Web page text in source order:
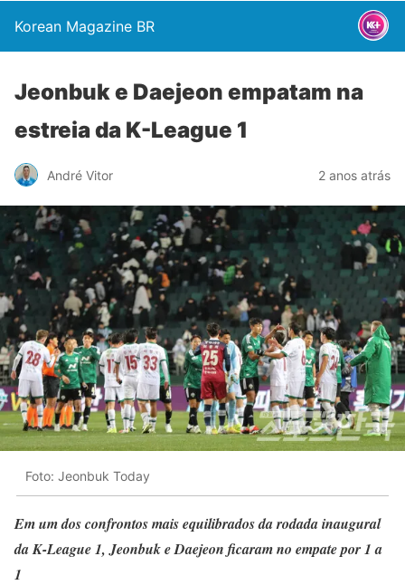
Korean Magazine BR
Jeonbuk e Daejeon empatam na
estreia da K-League 1
André Vitor 2 anos atrás
Foto: Jeonbuk Today
Em um dos confrontos mais equilibrados da rodada inaugural
da K-League 1, Jeonbuk e Daejeon ficaram no empate por 1 a
1